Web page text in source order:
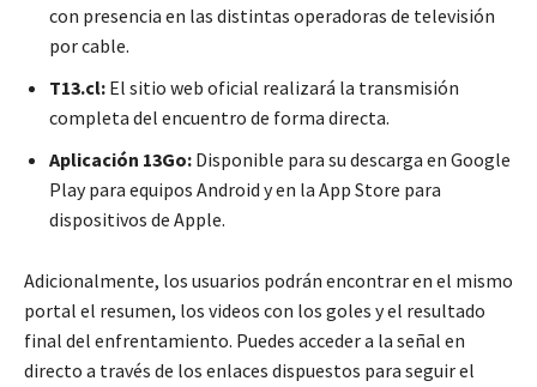
con presencia en las distintas operadoras de televisión
por cable.
T13.cl: El sitio web oficial realizará la transmisión
completa del encuentro de forma directa.
Aplicación 13Go: Disponible para su descarga en Google
Play para equipos Android y en la App Store para
dispositivos de Apple.
Adicionalmente, los usuarios podrán encontrar en el mismo
portal el resumen, los videos con los goles y el resultado
final del enfrentamiento. Puedes acceder a la señal en
directo a través de los enlaces dispuestos para seguir el